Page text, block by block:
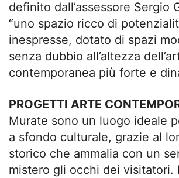
definito dall’assessore Sergio
“uno spazio ricco di
inespresse, dotato di spazi
senza dubbio all’altezza
contemporanea più forte e
PROGETTI ARTE
Murate sono un luogo ideale
a sfondo culturale, grazie al
storico che ammalia con un
mistero gli occhi dei visitatori.